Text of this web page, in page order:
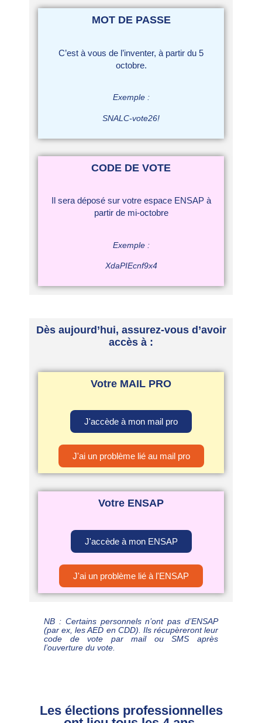
MOT DE PASSE
C’est à vous de l’inventer, à partir du 5
octobre.
Exemple :
SNALC-vote26!
CODE DE VOTE
Il sera déposé sur votre espace ENSAP à
partir de mi-octobre
Exemple :
XdaPIEcnf9x4
Dès aujourd’hui, assurez-vous d’avoir
accès à :
Votre MAIL PRO
J'accède à mon mail pro
J'ai un problème lié au mail pro
Votre ENSAP
J'accède à mon ENSAP
J'ai un problème lié à l'ENSAP
NB : Certains personnels n’ont pas d’ENSAP
(par ex, les AED en CDD). Ils récupèreront leur
code de vote par mail ou SMS après
l’ouverture du vote.
Les élections professionnelles